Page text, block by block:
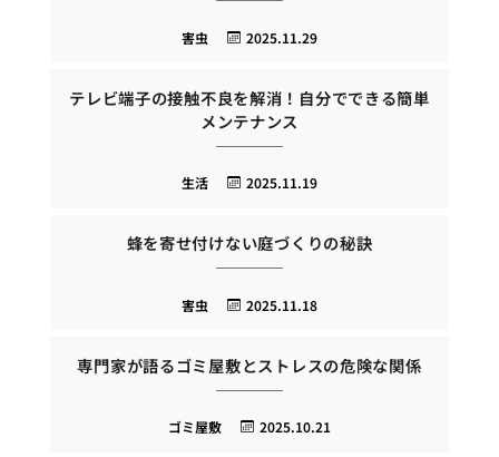
2025.11.29
害虫
テレビ端子の接触不良を解消！自分でできる簡単
メンテナンス
2025.11.19
生活
蜂を寄せ付けない庭づくりの秘訣
2025.11.18
害虫
専門家が語るゴミ屋敷とストレスの危険な関係
2025.10.21
ゴミ屋敷